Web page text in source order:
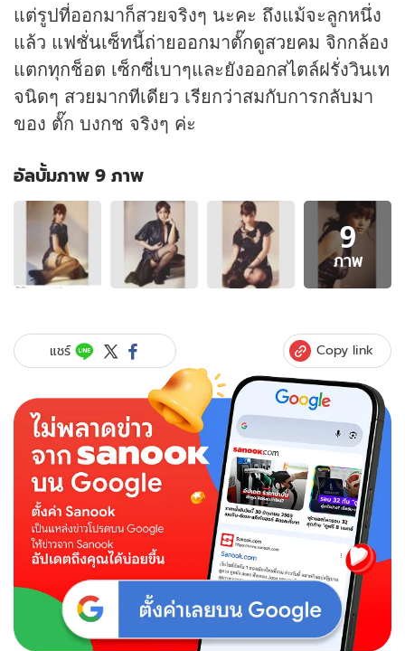
แต่รูปที่ออกมาก็สวยจริงๆ นะคะ ถึงแม้จะลูกหนึ่ง
แล้ว แฟชั่นเซ็ทนี้ถ่ายออกมาตั๊กดูสวยคม จิกกล้อง
แตกทุกช็อต เซ็กซี่เบาๆและยังออกสไตล์ฝรั่งวินเท
จนิดๆ สวยมากทีเดียว เรียกว่าสมกับการกลับมา
ของ ตั๊ก บงกช จริงๆ ค่ะ
อัลบั้มภาพ 9 ภาพ
อัลบั้ม
ภาพ
ของ
คัม
แบ็ค
เซ็กซี่
สวย
มาก
กช็อต
9
ภาพ
แชร์ Copy link